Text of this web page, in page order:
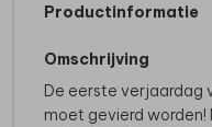
Productinformatie
Omschrijving
De eerste verjaardag
moet gevierd worden!